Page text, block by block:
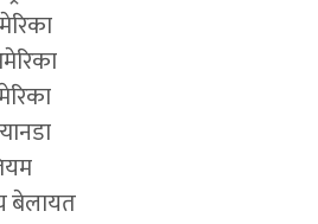
बेलायत